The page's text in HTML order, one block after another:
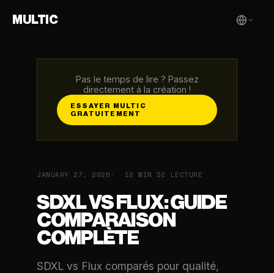
MULTIC
Pas le temps de lire ? Passez
directement à la création !
ESSAYER MULTIC
GRATUITEMENT
JANUARY 27, 2026 10 MIN DE LECTURE
SDXL VS FLUX: GUIDE
COMPARAISON
COMPLÈTE
SDXL vs Flux comparés pour qualité,